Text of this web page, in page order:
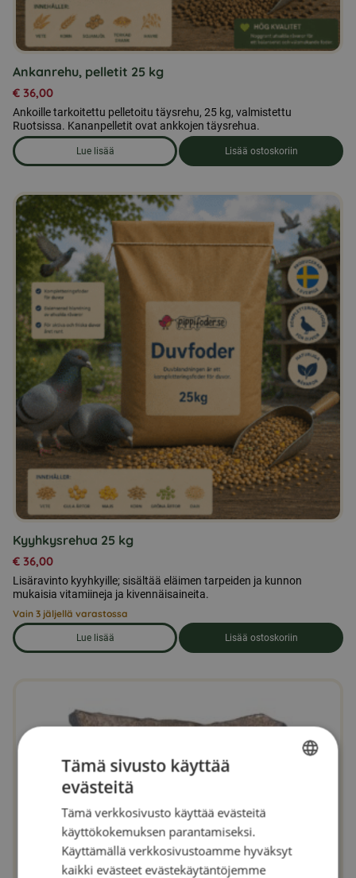
Ankanrehu, pelletit 25 kg
€ 36,00
Ankoille tarkoitettu pelletoitu täysrehu, 25 kg, valmistettu
Ruotsissa. Kananpelletit ovat ankkojen täysrehua.
Lue lisää
om produkten Ankanrehu, pelletit 25 kg
Lisää ostoskoriin
Kyyhkysrehua 25 kg
€ 36,00
Lisäravinto kyyhkyille; sisältää eläimen tarpeiden ja kunnon
mukaisia vitamiineja ja kivennäisaineita.
Vain 3 jäljellä varastossa
Lue lisää
om produkten Kyyhkysrehua 25 kg
Lisää ostoskoriin
FINNISH
DANISH
NORWEGIAN
Tämä sivusto käyttää
evästeitä
Tämä verkkosivusto käyttää evästeitä
käyttökokemuksen parantamiseksi.
Käyttämällä verkkosivustoamme hyväksyt
kaikki evästeet evästekäytäntöjemme